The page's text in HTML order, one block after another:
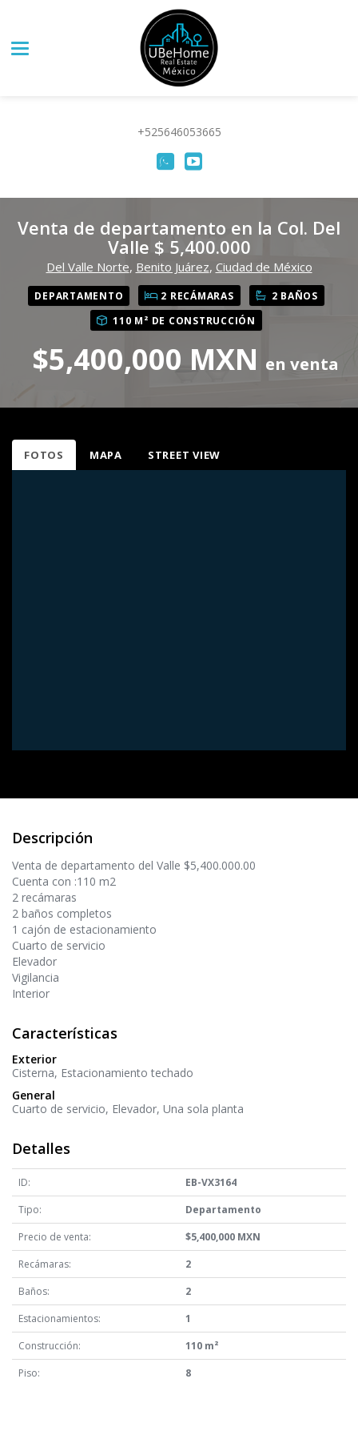
Toggle navigation
+525646053665
Venta de departamento en la Col. Del
Valle $ 5,400.000
Del Valle Norte, Benito Juárez, Ciudad de México
DEPARTAMENTO 2 RECÁMARAS
2 BAÑOS
110 M² DE CONSTRUCCIÓN
$5,400,000 MXN en venta
FOTOS MAPA STREET VIEW
Descripción
Venta de departamento del Valle $5,400.000.00
Cuenta con :110 m2
2 recámaras
2 baños completos
1 cajón de estacionamiento
Cuarto de servicio
Elevador
Vigilancia
Interior
Características
Exterior
Cisterna Estacionamiento techado
General
Cuarto de servicio Elevador Una sola planta
Detalles
ID:
EB-VX3164
Tipo:
Departamento
Precio de venta:
$5,400,000 MXN
Recámaras:
2
Baños:
2
Estacionamientos:
1
Construcción:
110 m²
Piso:
8